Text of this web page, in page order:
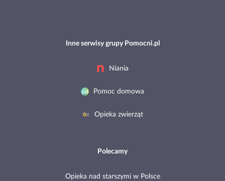
Inne serwisy grupy Pomocni.pl
Niania
Pomoc domowa
Opieka zwierząt
Polecamy
Opieka nad starszymi w Polsce